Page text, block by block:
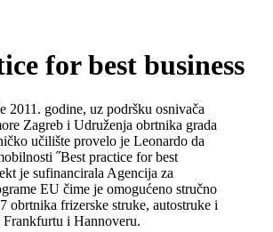
for best business
2011. godine, uz podršku osnivača
Zagreb i Udruženja obrtnika grada
učilište provelo je Leonardo da
˝Best practice for best
je sufinancirala Agencija za
EU čime je omogućeno stručno
obrtnika frizerske struke, autostruke i
Frankfurtu i Hannoveru.